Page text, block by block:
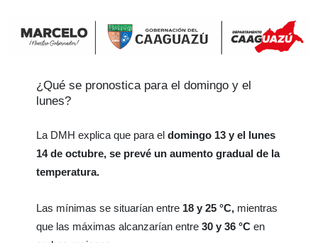
¿Qué se pronostica para el domingo y el
lunes?
La DMH explica que para eldomingo 13 y el lunes
14 de octubre, se prevé un aumento gradual de la
temperatura.
Las mínimas se situarían entre 18 y 25 °C, mientras
que las máximas alcanzarían entre30 y 36 °C en